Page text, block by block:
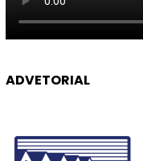
ADVETORIAL